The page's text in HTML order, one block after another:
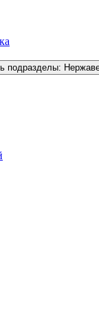
подразделы: